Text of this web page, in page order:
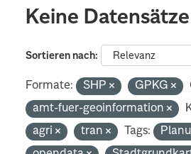
Keine
Sortieren nach
Formate: SHP GPKG
amt-fuer-geoinformation
agri
tran Tags: